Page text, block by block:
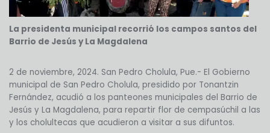
La presidenta municipal recorrió los campos santos del
Barrio de Jesús y La Magdalena
2 de noviembre, 2024. San Pedro Cholula, Pue.- El Gobierno
municipal de San Pedro Cholula, presidido por Tonantzin
Fernández, acudió a los panteones municipales del Barrio de
Jesús y La Magdalena, para repartir flor de cempasúchil a las
y los cholultecas que acudieron a visitar a sus difuntos.